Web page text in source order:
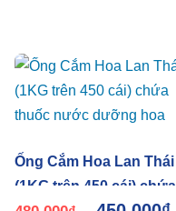
Ống Cắm Hoa Lan Thái
(1KG trên 450 cái) chứa